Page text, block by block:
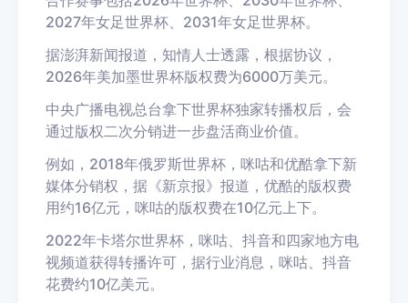
2027年女足世界杯、2031年女足世界杯。
据澎湃新闻报道，知情人士透露，根据协议，
2026年美加墨世界杯版权费为6000万美元。
中央广播电视总台拿下世界杯独家转播权后，会
通过版权二次分销进一步盘活商业价值。
例如，2018年俄罗斯世界杯，咪咕和优酷拿下新
媒体分销权，据《新京报》报道，优酷的版权费
用约16亿元，咪咕的版权费在10亿元上下。
2022年卡塔尔世界杯，咪咕、抖音和四家地方电
视频道获得转播许可，据行业消息，咪咕、抖音
花费约10亿美元。